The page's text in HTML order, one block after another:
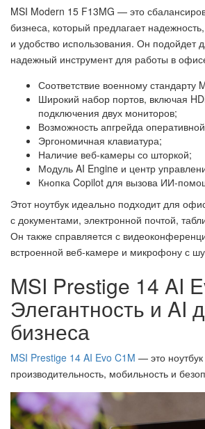
MSI Modern 15 F13MG — это
бизнеса, который предлагает
и удобство использования. Он подойдет
надежный инструмент для работы в
Соответствие военному стандарту
Широкий набор портов, включая
подключения двух мониторов;
Возможность апгрейда
Эргономичная клавиатура;
Наличие веб-камеры со шторкой;
Модуль AI Engine и центр
Кнопка Copilot для вызова ИИ-
Этот ноутбук идеально подходит для
с документами, электронной почтой,
Он также справляется с
встроенной веб-камере и микрофону с
MSI Prestige 14 AI
Элегантность и AI
бизнеса
MSI Prestige 14 AI Evo C1M — это
производительность, мобильность и